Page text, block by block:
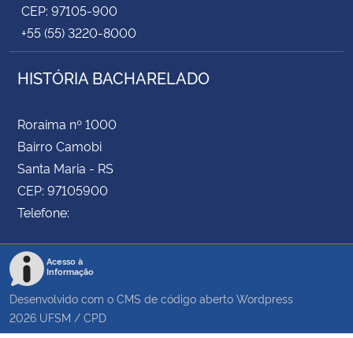
CEP: 97105-900
+55 (55) 3220-8000
HISTÓRIA BACHARELADO
Roraima nº 1000
Bairro Camobi
Santa Maria - RS
CEP: 97105900
Telefone:
Acesso à
Informação
Desenvolvido com o CMS de código aberto Wordpress
2026 UFSM / CPD